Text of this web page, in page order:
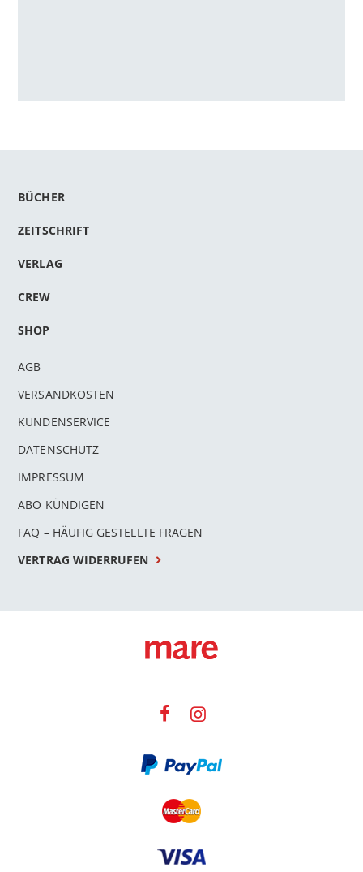
BÜCHER
ZEITSCHRIFT
VERLAG
CREW
SHOP
AGB
VERSANDKOSTEN
KUNDENSERVICE
DATENSCHUTZ
IMPRESSUM
ABO KÜNDIGEN
FAQ – HÄUFIG GESTELLTE FRAGEN
VERTRAG WIDERRUFEN